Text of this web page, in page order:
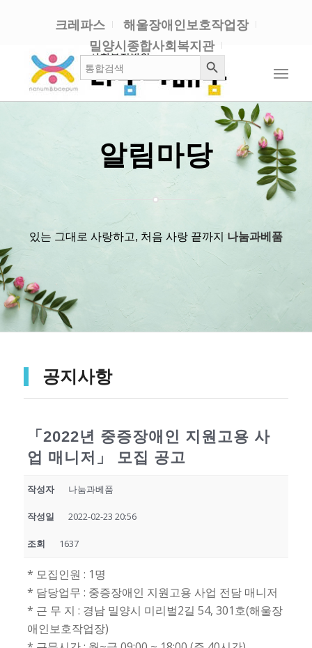
크레파스
해울장애인보호작업장
밀양시종합사회복지관
검 검색 버튼
알림마당
있는 그대로 사랑하고, 처음 사랑 끝까지 나눔과베품
공지사항
「2022년 중증장애인 지원고용 사
업 매니저」 모집 공고
작성자 나눔과베품
작성일 2022-02-23 20:56
조회 1637
* 모집인원 : 1명
* 담당업무 : 중증장애인 지원고용 사업 전담 매니저
* 근 무 지 : 경남 밀양시 미리벌2길 54, 301호(해울장
애인보호작업장)